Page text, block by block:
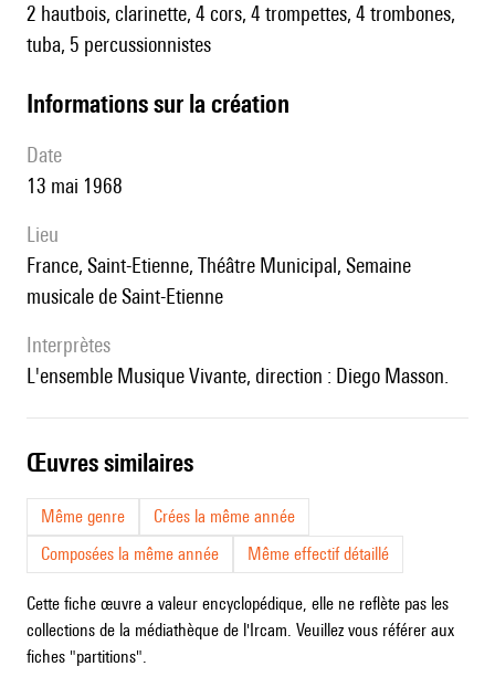
2 hautbois, clarinette, 4 cors, 4 trompettes, 4 trombones,
tuba, 5 percussionnistes
informations sur la création
date
13 mai 1968
lieu
France, Saint-Etienne, Théâtre Municipal, Semaine
musicale de Saint-Etienne
interprètes
l'ensemble Musique Vivante, direction : Diego Masson.
œuvres similaires
Même genre
Crées la même année
Composées la même année
Même effectif détaillé
Cette fiche œuvre a valeur encyclopédique, elle ne reflète pas les
collections de la médiathèque de l'Ircam. Veuillez vous référer aux
fiches "partitions".